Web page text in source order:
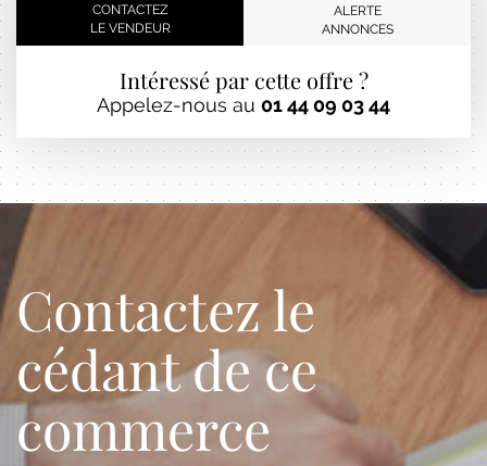
CONTACTEZ
LE VENDEUR
ALERTE
ANNONCES
Intéressé par cette offre ?
Appelez-nous au 01 44 09 03 44
Contactez le
cédant de ce
commerce